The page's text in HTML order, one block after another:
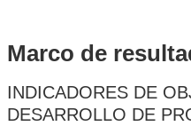
Marco de
INDICADORES DE
DESARROLLO DE